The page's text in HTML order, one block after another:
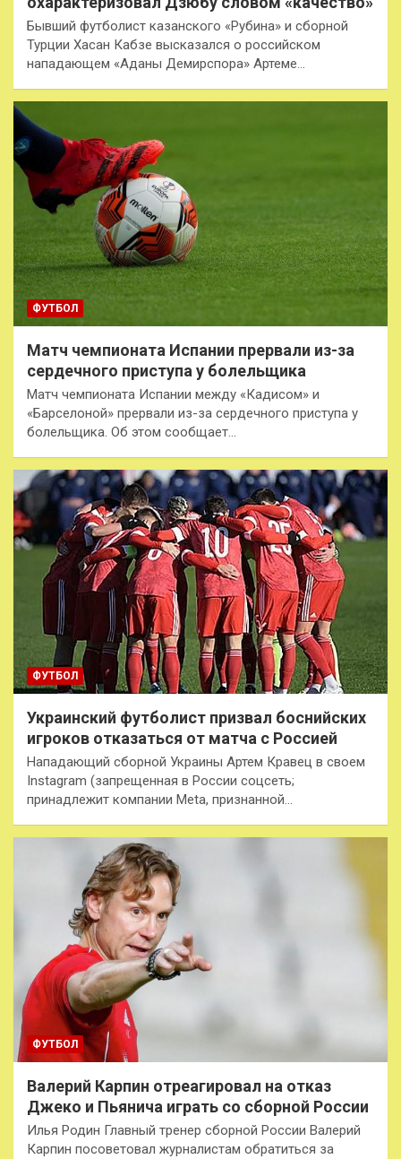
Бывший футболист казанского «Рубина» и сборной
Турции Хасан Кабзе высказался о российском
нападающем «Аданы Демирспора» Артеме…
ФУТБОЛ
Матч чемпионата Испании прервали из-за
сердечного приступа у болельщика
Матч чемпионата Испании между «Кадисом» и
«Барселоной» прервали из-за сердечного приступа у
болельщика. Об этом сообщает…
ФУТБОЛ
Украинский футболист призвал боснийских
игроков отказаться от матча с Россией
Нападающий сборной Украины Артем Кравец в своем
Instagram (запрещенная в России соцсеть;
принадлежит компании Meta, признанной…
ФУТБОЛ
Валерий Карпин отреагировал на отказ
Джеко и Пьянича играть со сборной России
Илья Родин Главный тренер сборной России Валерий
Карпин посоветовал журналистам обратиться за